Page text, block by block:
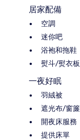
居家配備
空調
迷你吧
浴袍和拖鞋
熨斗/熨衣板
一夜好眠
羽絨被
遮光布/窗簾
開夜床服務
提供床單